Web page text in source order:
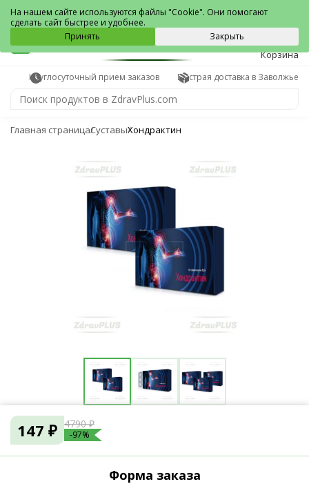
Заволжье
0
Корзина
Круглосуточный прием заказов Быстрая доставка в Заволжье
Главная страницаСуставыХондрактин
147 ₽ 4790 ₽
-97%
Форма заказа
На нашем сайте используются файлы "Cookie". Они помогают
сделать сайт быстрее и удобнее.
Принять
Закрыть